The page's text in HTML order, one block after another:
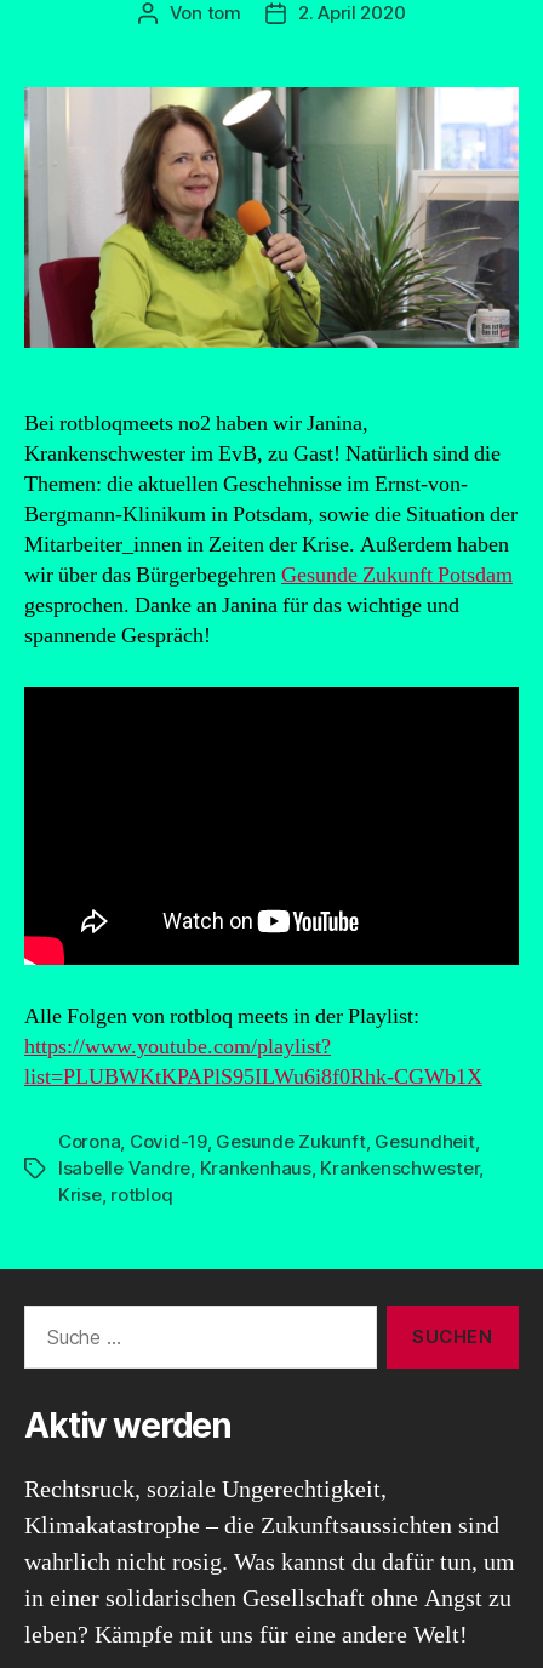
Beitragsautor
Von tom Beitragsdatum
2. April 2020
Bei rotbloqmeets no2 haben wir Janina,
Krankenschwester im EvB, zu Gast! Natürlich sind die
Themen: die aktuellen Geschehnisse im Ernst-von-
Bergmann-Klinikum in Potsdam, sowie die Situation der
Mitarbeiter_innen in Zeiten der Krise. Außerdem haben
wir über das BürgerbegehrenGesunde Zukunft Potsdam
gesprochen. Danke an Janina für das wichtige und
spannende Gespräch!
Alle Folgen von rotbloq meets in der Playlist:
https://www.youtube.com/playlist?
list=PLUBWKtKPAPlS95ILWu6i8f0Rhk-CGWb1X
Schlagwörter
Corona, Covid-19, Gesunde Zukunft, Gesundheit,
Isabelle Vandre, Krankenhaus, Krankenschwester,
Krise, rotbloq
nach:
Aktiv werden
Rechtsruck, soziale Ungerechtigkeit,
Klimakatastrophe – die Zukunftsaussichten sind
wahrlich nicht rosig. Was kannst du dafür tun, um
in einer solidarischen Gesellschaft ohne Angst zu
leben? Kämpfe mit uns für eine andere Welt!